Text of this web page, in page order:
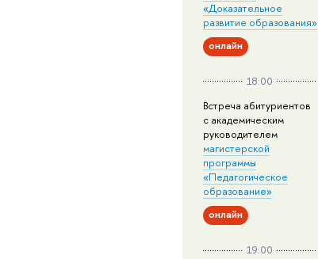
«Доказательное
развитие образования»
онлайн
18:00
Встреча абитуриентов
с академическим
руководителем
магистерской
программы
«Педагогическое
образование»
онлайн
19:00